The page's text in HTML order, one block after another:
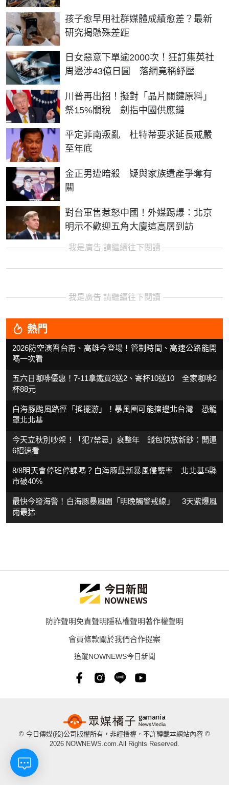
孩子愈早用社群媒體成績愈差？最新
研究揭懸殊差距
日女惡意下單逾2000次！狂訂集英社
周邊涉43億日圓 落網竟稱紓壓
川普再出招！擬對「晶片關鍵原料」
祭15%關稅 劍指中國供應鏈
平定菲南叛亂 杜特蒂要求延長戒嚴
至年底
金正男遭暗殺 疑與家族遺產爭奪有
關
對台軍售惹怒中國！外媒踢爆：北京
明示不歡迎五角大廈這高層到訪
我是廣告 請繼續往下閱讀
我是廣告 請繼續往下閱讀
熱門
2026防空演習台南、高雄今登場！管制時間、高速公路能開
嗎一次看
五六日咖啡優惠！7-11拿鐵買2送2、寄杯10送10 全家咖啡2
杯88元
白海豚颱風路徑「搖擺游」！暴風圈可能擦邊北台灣 恐籠
罩北北基
今天立秋別吵架！「犯7禁忌」衰整年 錢包快放新鈔：開運
6招速看
8/8明天會停班停課嗎？白海豚最新暴風侵襲率 北北基5縣
市破40%
最快今發海警！白海豚暴風圈「明晚觸警戒線」 3天紫爆風
雨最猛
防詐聲明免責聲明隱私權聲明著作權聲明
會員條款關於我們合作提案
追蹤NOWNEWS今日新聞
© 今日傳媒(股)公司版權所有，非經授權，不許轉載本網站內容 ©
2026 NOWNEWS.com.All Rights Reserved.